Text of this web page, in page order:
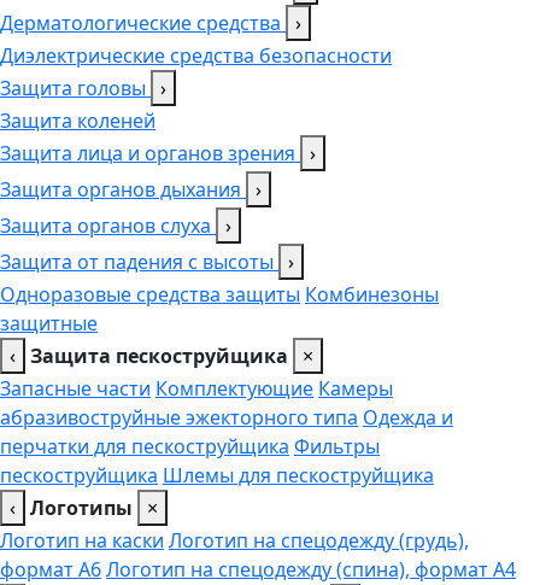
Дерматологические средства ›
Диэлектрические средства безопасности
Защита головы ›
Защита коленей
Защита лица и органов зрения ›
Защита органов дыхания ›
Защита органов слуха ›
Защита от падения с высоты ›
Одноразовые средства защиты Комбинезоны
защитные
‹ Защита пескоструйщика
×
Запасные части Комплектующие Камеры
абразивоструйные эжекторного типа Одежда и
перчатки для пескоструйщика Фильтры
пескоструйщика Шлемы для пескоструйщика
‹ Логотипы
×
Логотип на каски Логотип на спецодежду (грудь),
формат А6Логотип на спецодежду (спина), формат А4